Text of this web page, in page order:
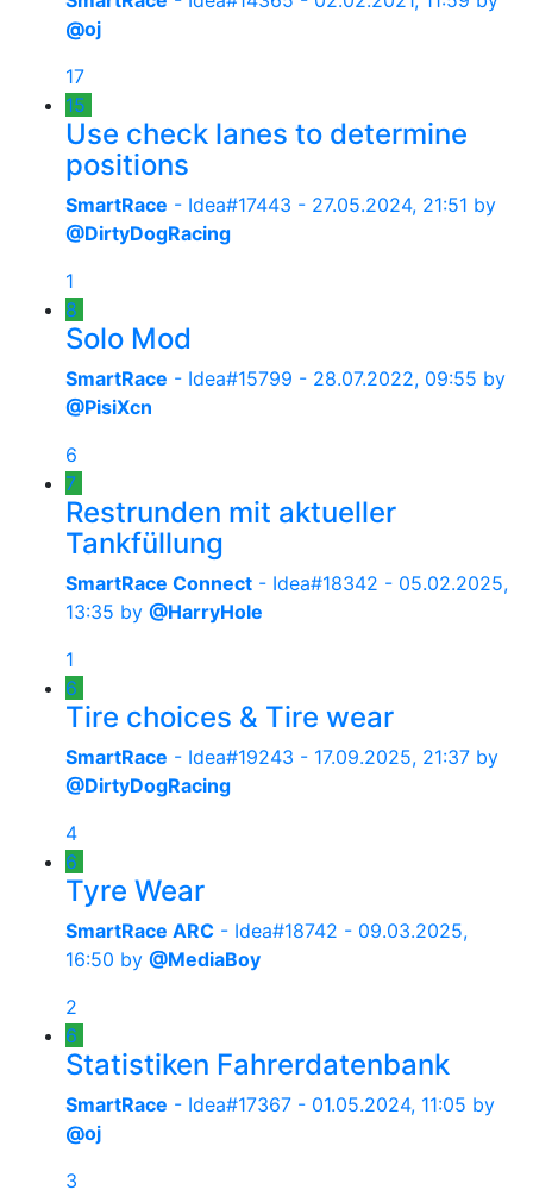
@oj
17
15
Use check lanes to determine
positions
SmartRace - Idea#17443 - 27.05.2024, 21:51 by
@DirtyDogRacing
1
8
Solo Mod
SmartRace - Idea#15799 - 28.07.2022, 09:55 by
@PisiXcn
6
7
Restrunden mit aktueller
Tankfüllung
SmartRace Connect - Idea#18342 - 05.02.2025,
13:35 by @HarryHole
1
6
Tire choices & Tire wear
SmartRace - Idea#19243 - 17.09.2025, 21:37 by
@DirtyDogRacing
4
6
Tyre Wear
SmartRace ARC - Idea#18742 - 09.03.2025,
16:50 by @MediaBoy
2
6
Statistiken Fahrerdatenbank
SmartRace - Idea#17367 - 01.05.2024, 11:05 by
@oj
3